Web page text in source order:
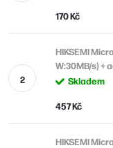
170 Kč
HIKSEMI
W:30MB/s) +
Skladem
457 Kč
HIKSEMI